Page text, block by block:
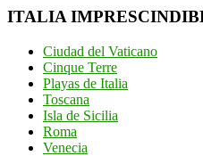
ITALIA
Ciudad del Vaticano
Cinque Terre
Playas de Italia
Toscana
Isla de Sicilia
Roma
Venecia